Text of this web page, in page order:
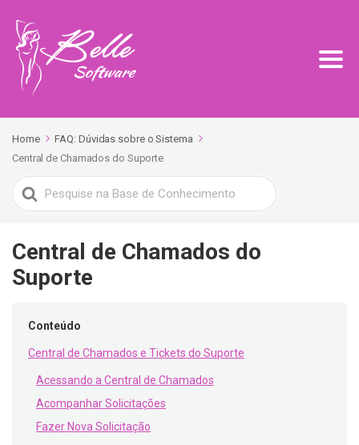
Home
FAQ: Dúvidas sobre o Sistema
Central de Chamados do Suporte
Search
For
Central de Chamados do
Suporte
Conteúdo
Central de Chamados e Tickets do Suporte
Acessando a Central de Chamados
Acompanhar Solicitações
Fazer Nova Solicitação